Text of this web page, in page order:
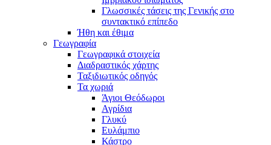
Γλωσσικές τάσεις της Γενικής στο
συντακτικό επίπεδο
Ήθη και έθιμα
Γεωγραφία
Γεωγραφικά στοιχεία
Διαδραστικός χάρτης
Ταξιδιωτικός οδηγός
Τα χωριά
Άγιοι Θεόδωροι
Αγρίδια
Γλυκύ
Ευλάμπιο
Κάστρο